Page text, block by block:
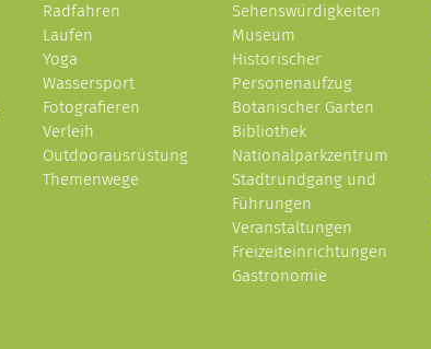
Radfahren
Laufen
Yoga
Wassersport
Fotografieren
Verleih
Outdoorausrüstung
Themenwege
Sehenswürdigkeiten
Museum
Historischer
Personenaufzug
Botanischer Garten
Bibliothek
Nationalparkzentrum
Stadtrundgang und
Führungen
Veranstaltungen
Freizeiteinrichtungen
Gastronomie